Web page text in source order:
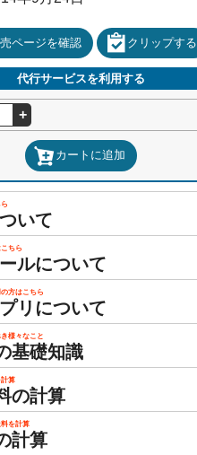
ページを確認 クリップする
代行サービスを利用する
+
カートに追加
いて
ちら
ルについて
方はこちら
リについて
様々なこと
基礎知識
算
の計算
を計算
計算